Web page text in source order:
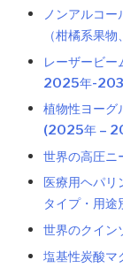
ノンアルコ
（柑橘系果
レーザービー
2025年-
植物性ヨーグ
(2025年 –
世界の高圧
医療用ヘパ
タイプ・用途
世界のクイン
塩基性炭酸